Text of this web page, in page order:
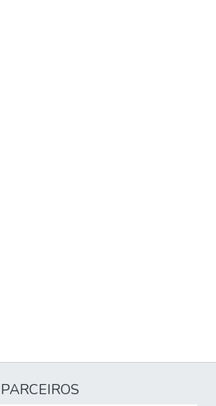
PARCEIROS